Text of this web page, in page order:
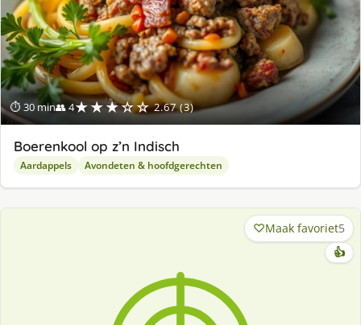
⏱ 30 min👥 4★★★☆☆ 2.67 (3)
Boerenkool op z’n Indisch
Aardappels Avondeten & hoofdgerechten
Maak favoriet5
👍